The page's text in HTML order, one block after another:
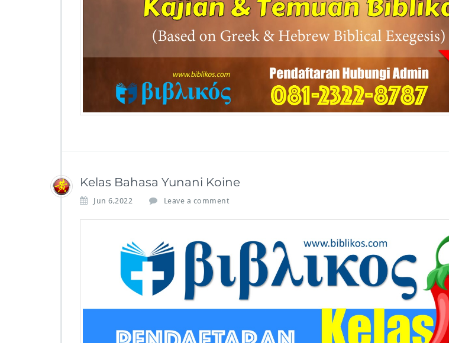
Kelas Bahasa Yunani Koine
Jun 6,2022 Leave a comment